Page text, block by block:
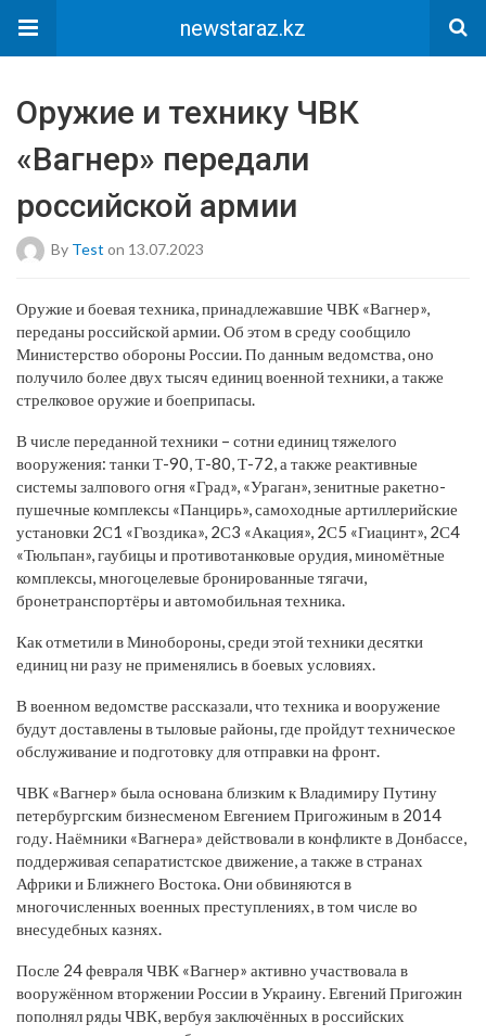
newstaraz.kz
Оружие и технику ЧВК
«Вагнер» передали
российской армии
By Test on 13.07.2023
Оружие и боевая техника, принадлежавшие ЧВК «Вагнер»,
переданы российской армии. Об этом в среду сообщило
Министерство обороны России. По данным ведомства, оно
получило более двух тысяч единиц военной техники, а также
стрелковое оружие и боеприпасы.
В числе переданной техники – сотни единиц тяжелого
вооружения: танки Т-90, Т-80, Т-72, а также реактивные
системы залпового огня «Град», «Ураган», зенитные ракетно-
пушечные комплексы «Панцирь», самоходные артиллерийские
установки 2С1 «Гвоздика», 2С3 «Акация», 2С5 «Гиацинт», 2С4
«Тюльпан», гаубицы и противотанковые орудия, миномётные
комплексы, многоцелевые бронированные тягачи,
бронетранспортёры и автомобильная техника.
Как отметили в Минобороны, среди этой техники десятки
единиц ни разу не применялись в боевых условиях.
В военном ведомстве рассказали, что техника и вооружение
будут доставлены в тыловые районы, где пройдут техническое
обслуживание и подготовку для отправки на фронт.
ЧВК «Вагнер» была основана близким к Владимиру Путину
петербургским бизнесменом Евгением Пригожиным в 2014
году. Наёмники «Вагнера» действовали в конфликте в Донбассе,
поддерживая сепаратистское движение, а также в странах
Африки и Ближнего Востока. Они обвиняются в
многочисленных военных преступлениях, в том числе во
внесудебных казнях.
После 24 февраля ЧВК «Вагнер» активно участвовала в
вооружённом вторжении России в Украину. Евгений Пригожин
пополнял ряды ЧВК, вербуя заключённых в российских